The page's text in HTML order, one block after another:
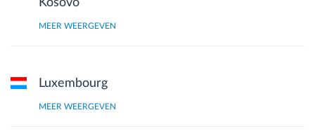
Kosovo
MEER WEERGEVEN
Luxembourg
MEER WEERGEVEN